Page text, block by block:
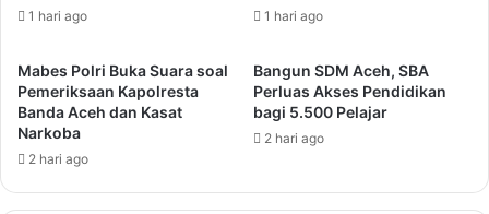
1 hari ago 1 hari ago
Mabes Polri Buka Suara soal
Pemeriksaan Kapolresta
Banda Aceh dan Kasat
Narkoba
2 hari ago
Bangun SDM Aceh, SBA
Perluas Akses Pendidikan
bagi 5.500 Pelajar
2 hari ago